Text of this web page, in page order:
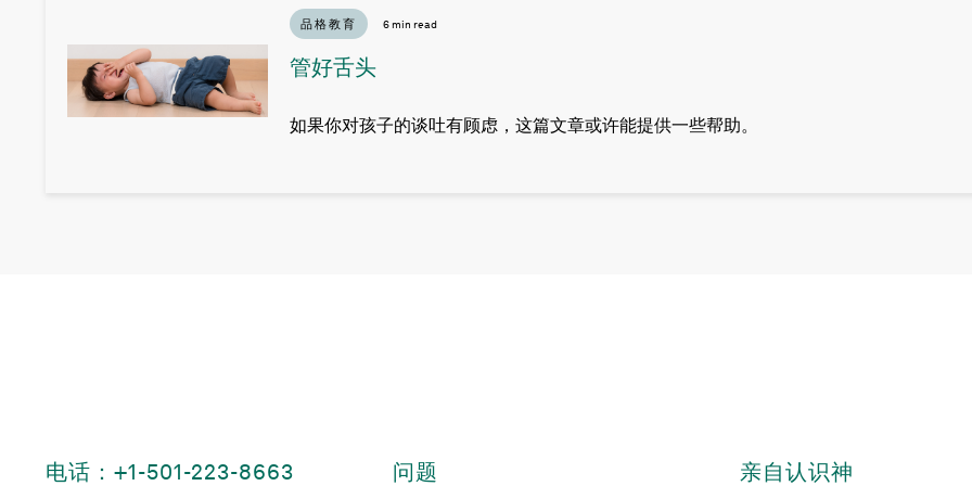
品格教育 6 min read
管好舌头
如果你对孩子的谈吐有顾虑，这篇文章或许能提供一些帮助。
电话：+1-501-223-8663 问题 亲自认识神